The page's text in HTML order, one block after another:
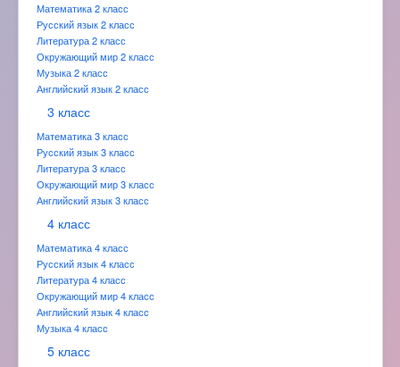
Математика 2 класс
Русский язык 2 класс
Литература 2 класс
Окружающий мир 2 класс
Музыка 2 класс
Английский язык 2 класс
3 класс
Математика 3 класс
Русский язык 3 класс
Литература 3 класс
Окружающий мир 3 класс
Английский язык 3 класс
4 класс
Математика 4 класс
Русский язык 4 класс
Литература 4 класс
Окружающий мир 4 класс
Английский язык 4 класс
Музыка 4 класс
5 класс